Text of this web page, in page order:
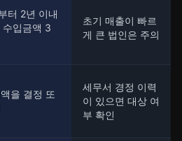
터 2년 이내
수입금액 3
초기 매출이 빠르
게 큰 법인은 주의
을 결정 또
세무서 경정 이력
이 있으면 대상 여
부 확인